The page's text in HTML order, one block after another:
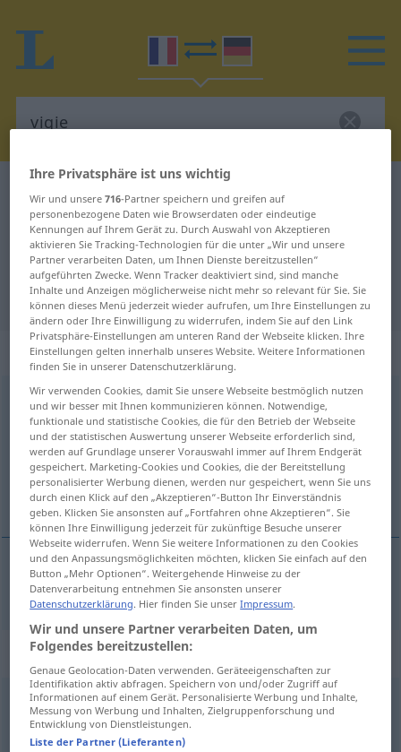
Französisch-Deutsch Übersetzung
für "vigie"
"vigie" Deutsch Übersetzung
„vigie“: féminin
vigie [viʒi]f
Übersicht aller Übersetzungen
(Für mehr Details die Übersetzung anklicken/antippen)
Ausguck
Ausguckm vigie MAR
Synonyme für "vigie"
sentinelle,guetteur ,garde,vedette,guet,gardien
surveillant,veilleur,vigile
Ihre Privatsphäre ist uns wichtig
Wir und unsere716-Partner speichern und greifen auf
personenbezogene Daten wie Browserdaten oder eindeutige
Kennungen auf Ihrem Gerät zu. Durch Auswahl von Akzeptieren
aktivieren Sie Tracking-Technologien für die unter „Wir und unsere
Partner verarbeiten Daten, um Ihnen Dienste bereitzustellen“
aufgeführten Zwecke. Wenn Tracker deaktiviert sind, sind manche
Inhalte und Anzeigen möglicherweise nicht mehr so relevant für Sie. Sie
können dieses Menü jederzeit wieder aufrufen, um Ihre Einstellungen zu
ändern oder Ihre Einwilligung zu widerrufen, indem Sie auf den Link
Privatsphäre-Einstellungen am unteren Rand der Webseite klicken. Ihre
Einstellungen gelten innerhalb unseres Website. Weitere Informationen
finden Sie in unserer Datenschutzerklärung.
Wir verwenden Cookies, damit Sie unsere Webseite bestmöglich nutzen
und wir besser mit Ihnen kommunizieren können. Notwendige,
funktionale und statistische Cookies, die für den Betrieb der Webseite
und der statistischen Auswertung unserer Webseite erforderlich sind,
werden auf Grundlage unserer Vorauswahl immer auf Ihrem Endgerät
gespeichert. Marketing-Cookies und Cookies, die der Bereitstellung
personalisierter Werbung dienen, werden nur gespeichert, wenn Sie uns
durch einen Klick auf den „Akzeptieren“-Button Ihr Einverständnis
geben. Klicken Sie ansonsten auf „Fortfahren ohne Akzeptieren“. Sie
können Ihre Einwilligung jederzeit für zukünftige Besuche unserer
Webseite widerrufen. Wenn Sie weitere Informationen zu den Cookies
und den Anpassungsmöglichkeiten möchten, klicken Sie einfach auf den
Button „Mehr Optionen“. Weitergehende Hinweise zu der
Datenverarbeitung entnehmen Sie ansonsten unserer
Datenschutzerklärung. Hier finden Sie unserImpressum.
Wir und unsere Partner verarbeiten Daten, um
Folgendes bereitzustellen:
Genaue Geolocation-Daten verwenden. Geräteeigenschaften zur
Identifikation aktiv abfragen. Speichern von und/oder Zugriff auf
Informationen auf einem Gerät. Personalisierte Werbung und Inhalte,
Messung von Werbung und Inhalten, Zielgruppenforschung und
Entwicklung von Dienstleistungen.
Liste der Partner (Lieferanten)